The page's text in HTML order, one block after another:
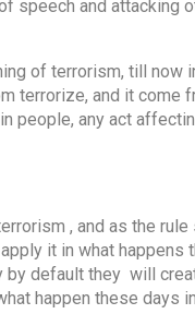
speech and attacking
of terrorism, till now
terrorize, and it come
people, any act
, and as the rule
it in what happens
default they will
happen these days